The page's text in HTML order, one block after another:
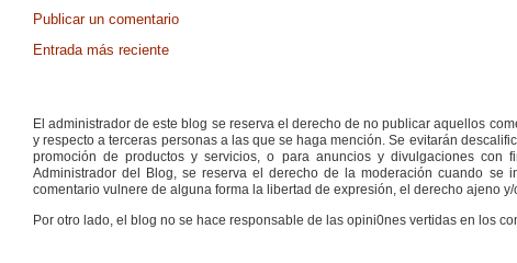
Publicar un comentario
Entrada más reciente
El administrador de este blog se reserva el derecho de no publicar aquellos
y respecto a terceras personas a las que se haga mención. Se evitarán
promoción de productos y servicios, o para anuncios y divulgaciones con
Administrador del Blog, se reserva el derecho de la moderación cuando
comentario vulnere de alguna forma la libertad de expresión, el derecho ajeno y/
Por otro lado, el blog no se hace responsable de las opini0nes vertidas en los